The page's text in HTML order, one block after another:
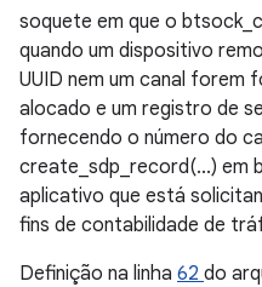
soquete em que o
quando um dispositivo
UUID nem um canal forem
alocado e um registro de
fornecendo o número do
create_sdp_record(...) em
aplicativo que está
fins de contabilidade de
Definição na linha 62 do